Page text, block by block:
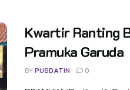
Kwartir Ranting
Pramuka Garuda
BY PUSDATIN 0